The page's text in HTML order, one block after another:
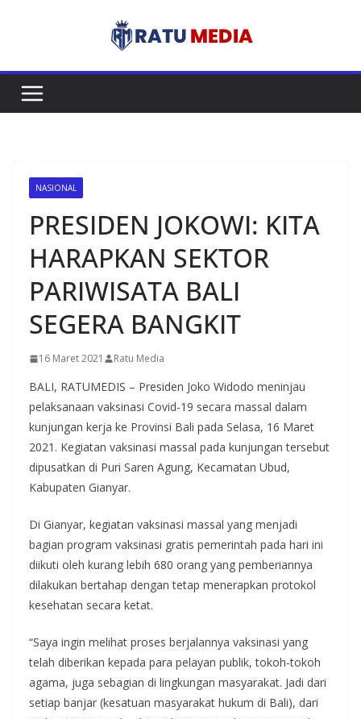
NASIONAL
PRESIDEN JOKOWI: KITA
HARAPKAN SEKTOR
PARIWISATA BALI
SEGERA BANGKIT
16 Maret 2021 Ratu Media
BALI, RATUMEDIS – Presiden Joko Widodo meninjau
pelaksanaan vaksinasi Covid-19 secara massal dalam
kunjungan kerja ke Provinsi Bali pada Selasa, 16 Maret
2021. Kegiatan vaksinasi massal pada kunjungan tersebut
dipusatkan di Puri Saren Agung, Kecamatan Ubud,
Kabupaten Gianyar.
Di Gianyar, kegiatan vaksinasi massal yang menjadi
bagian program vaksinasi gratis pemerintah pada hari ini
diikuti oleh kurang lebih 680 orang yang pemberiannya
dilakukan bertahap dengan tetap menerapkan protokol
kesehatan secara ketat.
“Saya ingin melihat proses berjalannya vaksinasi yang
telah diberikan kepada para pelayan publik, tokoh-tokoh
agama, juga sebagian di lingkungan masyarakat. Jadi dari
setiap banjar (kesatuan masyarakat hukum di Bali), dari